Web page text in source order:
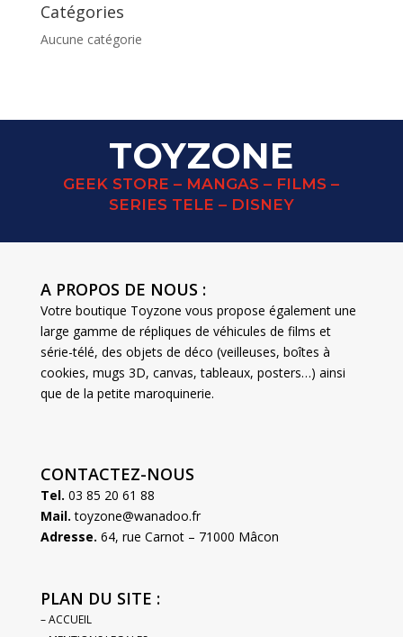
Catégories
Aucune catégorie
TOYZONE
GEEK STORE – MANGAS – FILMS –
SERIES TELE – DISNEY
A PROPOS DE NOUS :
Votre boutique Toyzone vous propose également une
large gamme de répliques de véhicules de films et
série-télé, des objets de déco (veilleuses, boîtes à
cookies, mugs 3D, canvas, tableaux, posters…) ainsi
que de la petite maroquinerie.
CONTACTEZ-NOUS
Tel. 03 85 20 61 88
Mail. toyzone@wanadoo.fr
Adresse. 64, rue Carnot – 71000 Mâcon
PLAN DU SITE :
– ACCUEIL